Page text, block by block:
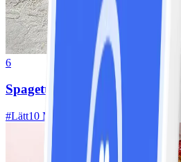
6
Spagetti med köttfärssås
#Lätt10 MIN